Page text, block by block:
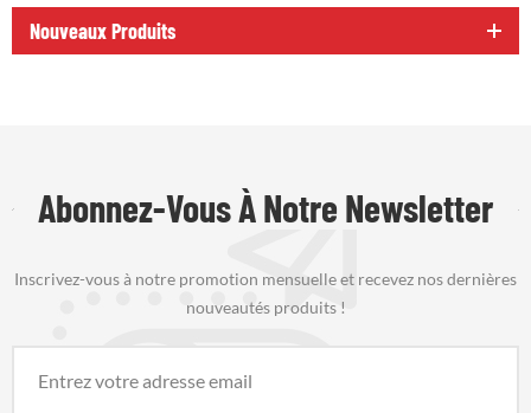
Nouveaux Produits
Abonnez-Vous À Notre Newsletter
Inscrivez-vous à notre promotion mensuelle et recevez nos dernières
nouveautés produits !